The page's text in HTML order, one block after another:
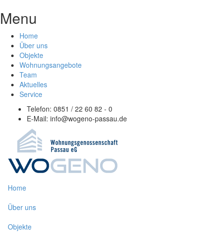
Menu
Home
Über uns
Objekte
Wohnungsangebote
Team
Aktuelles
Service
Telefon: 0851 / 22 60 82 - 0
E-Mail: info@wogeno-passau.de
Home
Über uns
Objekte